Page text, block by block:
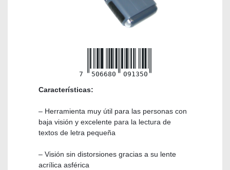
7 506680 091350
Características:
– Herramienta muy útil para las personas con
baja visión y excelente para la lectura de
textos de letra pequeña
– Visión sin distorsiones gracias a su lente
acrílica asférica